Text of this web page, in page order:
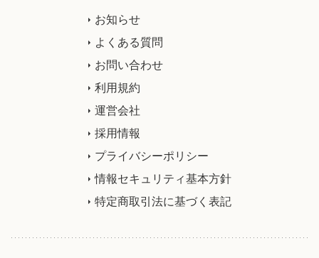
お知らせ
よくある質問
お問い合わせ
利用規約
運営会社
採用情報
プライバシーポリシー
情報セキュリティ基本方針
特定商取引法に基づく表記